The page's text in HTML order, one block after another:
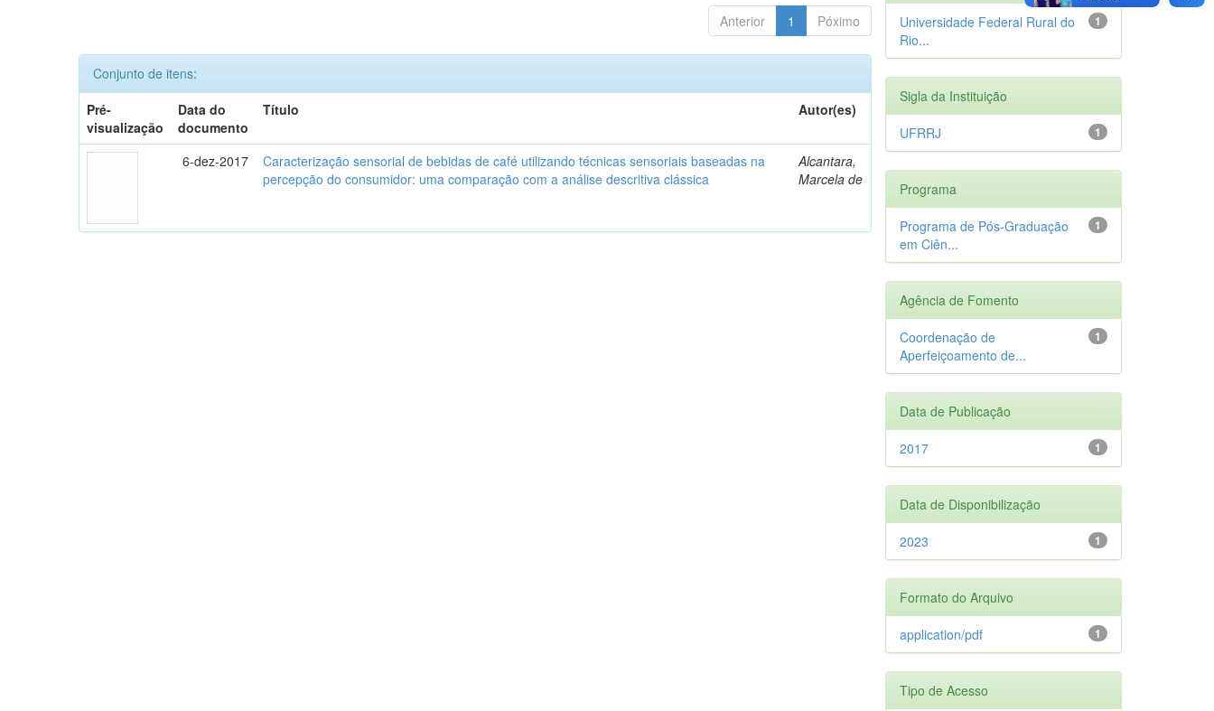
Anterior 1 Póximo
Conjunto de itens:
Pré-
visualização
Data do
documento
Título Autor(es)
6-dez-2017
Caracterização sensorial de bebidas de café utilizando técnicas sensoriais baseadas na
percepção do consumidor: uma comparação com a análise descritiva clássica
Alcantara,
Marcela de
1
Universidade Federal Rural do
Rio...
Sigla da Instituição
1
UFRRJ
Programa
1
Programa de Pós-Graduação
em Ciên...
Agência de Fomento
1
Coordenação de
Aperfeiçoamento de...
Data de Publicação
1
2017
Data de Disponibilização
1
2023
Formato do Arquivo
1
application/pdf
Tipo de Acesso